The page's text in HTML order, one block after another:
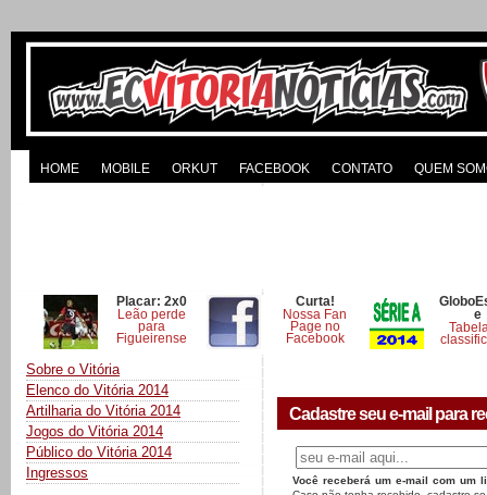
HOME MOBILE ORKUT FACEBOOK CONTATO QUEM
Placar: 2x0
Leão perde
para
Figueirense
Curta!
Nossa Fan
Page no
Facebook
e
Sobre o Vitória
Elenco do Vitória 2014
Artilharia do Vitória 2014
Jogos do Vitória 2014
Público do Vitória 2014
Ingressos
Cadastre seu e-mail para
Você receberá um e-mail com um